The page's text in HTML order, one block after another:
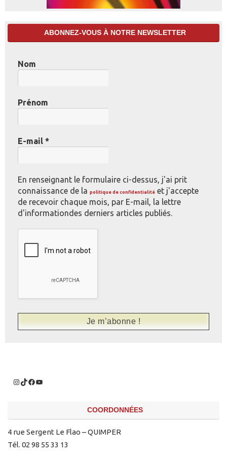
ABONNEZ-VOUS À NOTRE NEWSLETTER
Nom
Prénom
E-mail *
En renseignant le formulaire ci-dessus, j'ai prit
connaissance de la politique de confidentialité et j'accepte
de recevoir chaque mois, par E-mail, la lettre
d'informationdes derniers articles publiés.
COORDONNÉES
4 rue Sergent Le Flao – QUIMPER
Tél. 02 98 55 33 13